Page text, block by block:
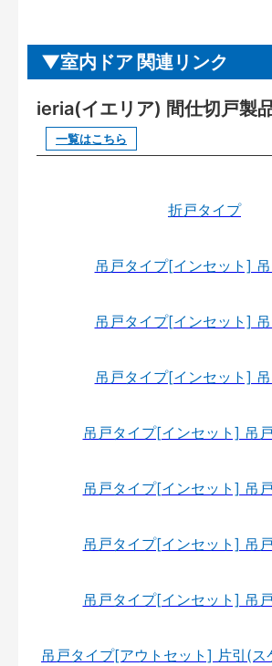
室内ドア 関連リンク
ieria(イエリア) 間仕切戸製
一覧はこちら
折戸タイプ
吊戸タイプ[インセット]
吊戸タイプ[インセット]
吊戸タイプ[インセット]
吊戸タイプ[インセット] 吊
吊戸タイプ[インセット] 吊
吊戸タイプ[インセット] 吊
吊戸タイプ[インセット] 吊
吊戸タイプ[アウトセット] 片引(ス